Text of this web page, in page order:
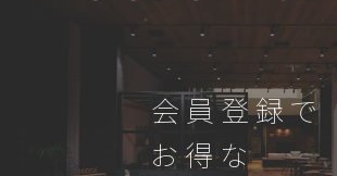
会員登録で
お得な